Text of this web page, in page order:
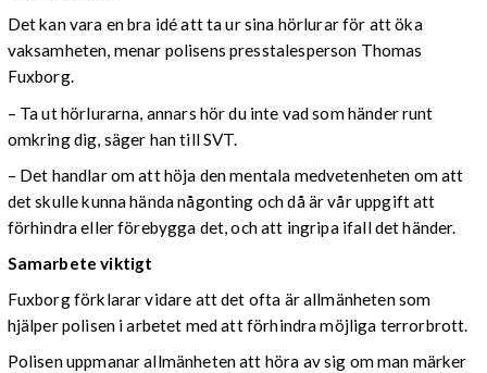
Det kan vara en bra idé att ta ur sina hörlurar för att öka
vaksamheten, menar polisens presstalesperson Thomas
Fuxborg.
– Ta ut hörlurarna, annars hör du inte vad som händer runt
omkring dig, säger han till SVT.
– Det handlar om att höja den mentala medvetenheten om att
det skulle kunna hända någonting och då är vår uppgift att
förhindra eller förebygga det, och att ingripa ifall det händer.
Samarbete viktigt
Fuxborg förklarar vidare att det ofta är allmänheten som
hjälper polisen i arbetet med att förhindra möjliga terrorbrott.
Polisen uppmanar allmänheten att höra av sig om man märker